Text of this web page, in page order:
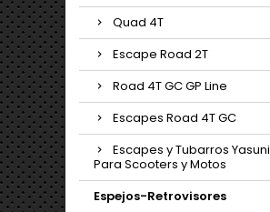
Quad 4T
Escape Road 2T
Road 4T GC GP Line
Escapes Road 4T GC
Escapes y Tubarros Yasuni
Para Scooters y Motos
Espejos-Retrovisores